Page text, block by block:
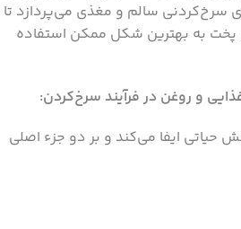
سرخ‌کردنی سالم و مغذی می‌پردازد تا
پخت به بهترین شکل ممکن استفاده
و روغن در فرآیند سرخ‌کردن:
حیاتی ایفا می‌کند و بر دو جزء اصلی